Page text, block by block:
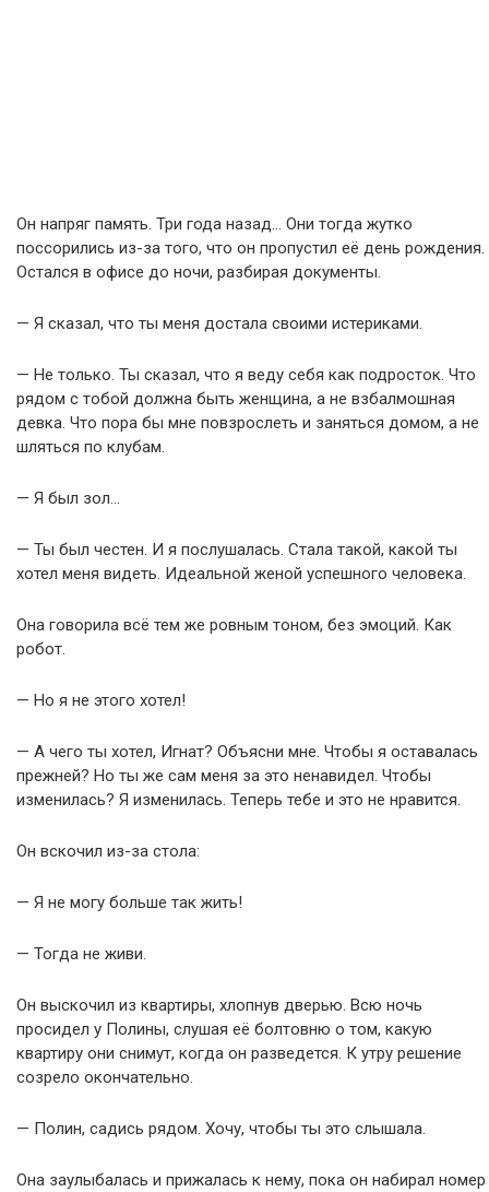
Он напряг память. Три года назад… Они тогда жутко
поссорились из-за того, что он пропустил её день рождения.
Остался в офисе до ночи, разбирая документы.
— Я сказал, что ты меня достала своими истериками.
— Не только. Ты сказал, что я веду себя как подросток. Что
рядом с тобой должна быть женщина, а не взбалмошная
девка. Что пора бы мне повзрослеть и заняться домом, а не
шляться по клубам.
— Я был зол…
— Ты был честен. И я послушалась. Стала такой, какой ты
хотел меня видеть. Идеальной женой успешного человека.
Она говорила всё тем же ровным тоном, без эмоций. Как
робот.
— Но я не этого хотел!
— А чего ты хотел, Игнат? Объясни мне. Чтобы я оставалась
прежней? Но ты же сам меня за это ненавидел. Чтобы
изменилась? Я изменилась. Теперь тебе и это не нравится.
Он вскочил из-за стола:
— Я не могу больше так жить!
— Тогда не живи.
Он выскочил из квартиры, хлопнув дверью. Всю ночь
просидел у Полины, слушая её болтовню о том, какую
квартиру они снимут, когда он разведется. К утру решение
созрело окончательно.
— Полин, садись рядом. Хочу, чтобы ты это слышала.
Она заулыбалась и прижалась к нему, пока он набирал номер